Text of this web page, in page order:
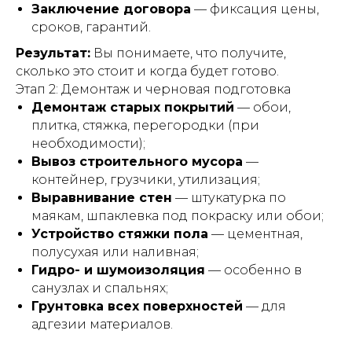
Заключение договора — фиксация цены,
сроков, гарантий.
Результат: Вы понимаете, что получите,
сколько это стоит и когда будет готово.
Этап 2: Демонтаж и черновая подготовка
Демонтаж старых покрытий — обои,
плитка, стяжка, перегородки (при
необходимости);
Вывоз строительного мусора —
контейнер, грузчики, утилизация;
Выравнивание стен — штукатурка по
маякам, шпаклевка под покраску или обои;
Устройство стяжки пола — цементная,
полусухая или наливная;
Гидро- и шумоизоляция — особенно в
санузлах и спальнях;
Грунтовка всех поверхностей — для
адгезии материалов.